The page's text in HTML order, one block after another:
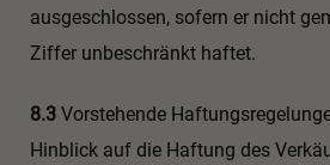
ausgeschlossen, sofern er nicht
Ziffer unbeschränkt haftet.
8.3 Vorstehende
Hinblick auf die Haftung des